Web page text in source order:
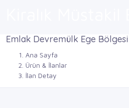
Emlak Devremülk Ege Bölgesi
Ana Sayfa
Ürün & İlanlar
İlan Detay